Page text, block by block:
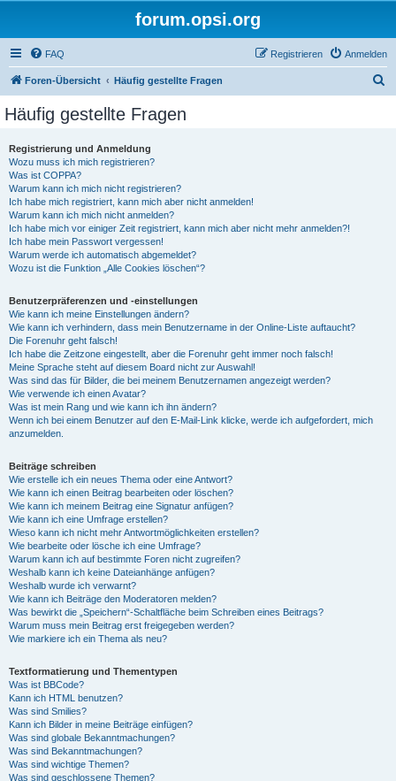
forum.opsi.org
FAQ Anmelden
Registrieren
Foren-Übersicht Häufig gestellte Fragen
Häufig gestellte Fragen
Registrierung und Anmeldung
Wozu muss ich mich registrieren?
Was ist COPPA?
Warum kann ich mich nicht registrieren?
Ich habe mich registriert, kann mich aber nicht anmelden!
Warum kann ich mich nicht anmelden?
Ich habe mich vor einiger Zeit registriert, kann mich aber nicht mehr anmelden?!
Ich habe mein Passwort vergessen!
Warum werde ich automatisch abgemeldet?
Wozu ist die Funktion „Alle Cookies löschen“?
Benutzerpräferenzen und -einstellungen
Wie kann ich meine Einstellungen ändern?
Wie kann ich verhindern, dass mein Benutzername in der Online-Liste auftaucht?
Die Forenuhr geht falsch!
Ich habe die Zeitzone eingestellt, aber die Forenuhr geht immer noch falsch!
Meine Sprache steht auf diesem Board nicht zur Auswahl!
Was sind das für Bilder, die bei meinem Benutzernamen angezeigt werden?
Wie verwende ich einen Avatar?
Was ist mein Rang und wie kann ich ihn ändern?
Wenn ich bei einem Benutzer auf den E-Mail-Link klicke, werde ich aufgefordert, mich
anzumelden.
Beiträge schreiben
Wie erstelle ich ein neues Thema oder eine Antwort?
Wie kann ich einen Beitrag bearbeiten oder löschen?
Wie kann ich meinem Beitrag eine Signatur anfügen?
Wie kann ich eine Umfrage erstellen?
Wieso kann ich nicht mehr Antwortmöglichkeiten erstellen?
Wie bearbeite oder lösche ich eine Umfrage?
Warum kann ich auf bestimmte Foren nicht zugreifen?
Weshalb kann ich keine Dateianhänge anfügen?
Weshalb wurde ich verwarnt?
Wie kann ich Beiträge den Moderatoren melden?
Was bewirkt die „Speichern“-Schaltfläche beim Schreiben eines Beitrags?
Warum muss mein Beitrag erst freigegeben werden?
Wie markiere ich ein Thema als neu?
Textformatierung und Thementypen
Was ist BBCode?
Kann ich HTML benutzen?
Was sind Smilies?
Kann ich Bilder in meine Beiträge einfügen?
Was sind globale Bekanntmachungen?
Was sind Bekanntmachungen?
Was sind wichtige Themen?
Was sind geschlossene Themen?